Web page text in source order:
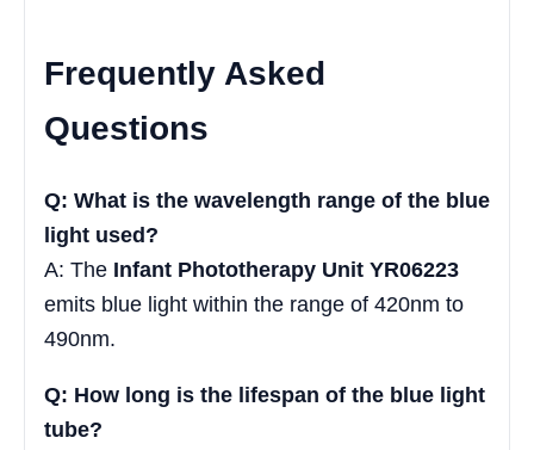
Frequently Asked
Questions
Q: What is the wavelength range of the blue
light used?
A: The Infant Phototherapy Unit YR06223
emits blue light within the range of 420nm to
490nm.
Q: How long is the lifespan of the blue light
tube?